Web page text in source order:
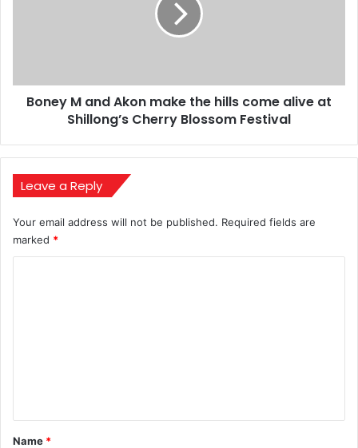
alive
Boney M and Akon make the hills come alive at
Shillong’s Cherry Blossom Festival
Leave a Reply
Your email address will not be published. Required fields are
marked *
*
Name *